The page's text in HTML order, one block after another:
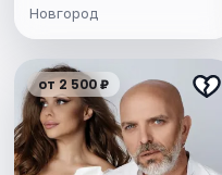
Новгород
от 2 500 ₽